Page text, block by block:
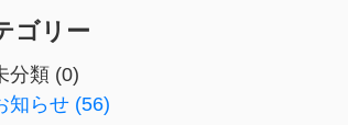
ゴリー
分類 (0)
知らせ (56)